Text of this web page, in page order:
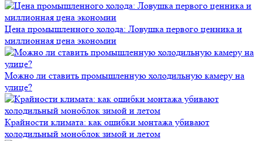
Цена промышленного холода: Ловушка первого ценника и
миллионная цена экономии
Можно ли ставить промышленную холодильную камеру на
улице?
Крайности климата: как ошибки монтажа убивают
холодильный моноблок зимой и летом